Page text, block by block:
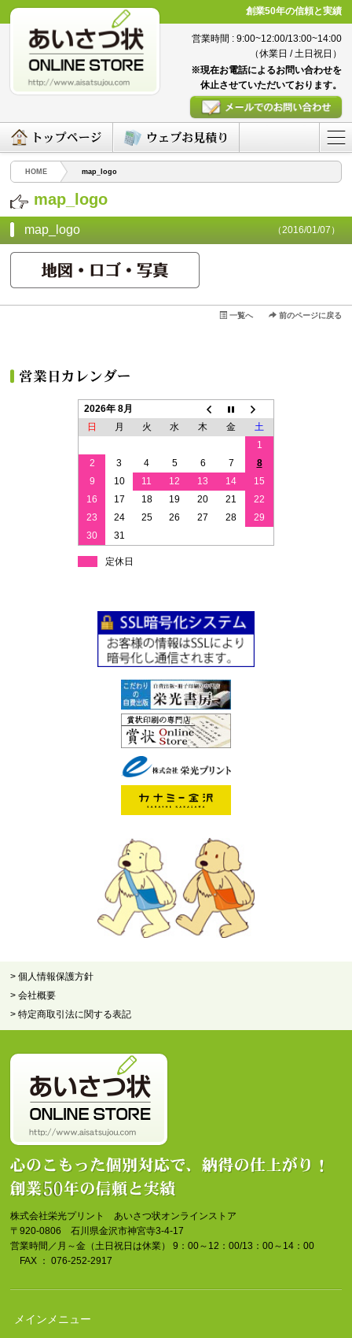
創業50年の信頼と実績
営業時間 : 9:00~12:00/13:00~14:00
（休業日 / 土日祝日）
※現在お電話によるお問い合わせを
休止させていただいております。
HOME map_logo
map_logo
map_logo （2016/01/07）
一覧へ 前のページに戻る
2026年 8月
日
月 火 水 木 金
土
1
2
3 4 5 6 7
8
9
10 11 12 13 14
15
16
17 18 19 20 21
22
23
24 25 26 27 28
29
30
31
定休日
> 個人情報保護方針
> 会社概要
> 特定商取引法に関する表記
株式会社栄光プリント あいさつ状オンラインストア
〒920-0806 石川県金沢市神宮寺3-4-17
営業時間／月～金（土日祝日は休業） 9：00～12：00/13：00～14：00
FAX ： 076-252-2917
メインメニュー